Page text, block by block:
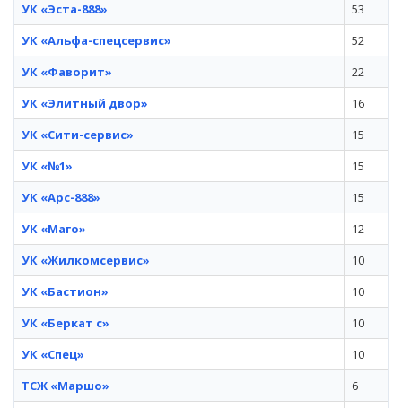
УК «Эста-888»
53
УК «Альфа-спецсервис»
52
УК «Фаворит»
22
УК «Элитный двор»
16
УК «Сити-сервис»
15
УК «№1»
15
УК «Арс-888»
15
УК «Маго»
12
УК «Жилкомсервис»
10
УК «Бастион»
10
УК «Беркат с»
10
УК «Спец»
10
ТСЖ «Маршо»
6